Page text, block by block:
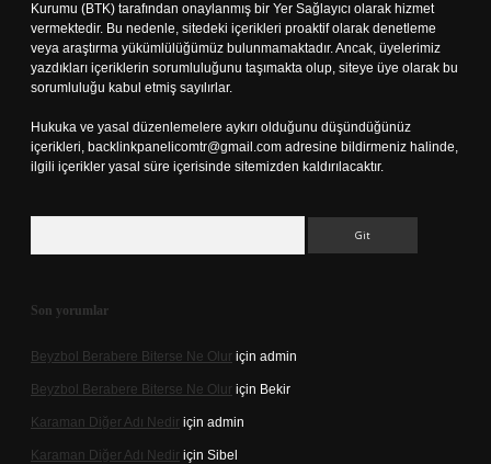
Kurumu (BTK) tarafından onaylanmış bir Yer Sağlayıcı olarak hizmet
vermektedir. Bu nedenle, sitedeki içerikleri proaktif olarak denetleme
veya araştırma yükümlülüğümüz bulunmamaktadır. Ancak, üyelerimiz
yazdıkları içeriklerin sorumluluğunu taşımakta olup, siteye üye olarak bu
sorumluluğu kabul etmiş sayılırlar.
Hukuka ve yasal düzenlemelere aykırı olduğunu düşündüğünüz
içerikleri, backlinkpanelicomtr@gmail.com adresine bildirmeniz halinde,
ilgili içerikler yasal süre içerisinde sitemizden kaldırılacaktır.
Son yorumlar
Beyzbol Berabere Biterse Ne Olur için admin
Beyzbol Berabere Biterse Ne Olur için Bekir
Karaman Diğer Adı Nedir için admin
Karaman Diğer Adı Nedir için Sibel